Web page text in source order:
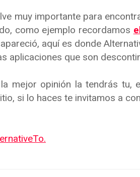
muy importante para
como ejemplo recordamos
aquí es donde
aplicaciones que son
mejor opinión la tendrás tu,
si lo haces te invitamos a